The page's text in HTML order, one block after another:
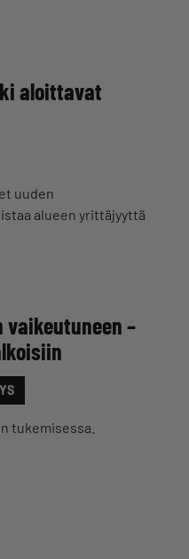
aloittavat
uuden
alueen yrittäjyyttä
–
tukemisessa.